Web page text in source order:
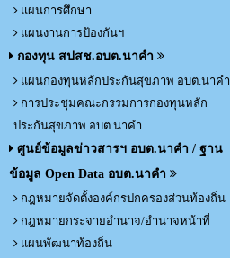
แผนการศึกษา
แผนงานการป้องกันฯ
กองทุน สปสช.อบต.นาคำ
แผนกองทุนหลักประกันสุขภาพ อบต.นาคำ
การประชุมคณะกรรมการกองทุนหลัก
ประกันสุขภาพ อบต.นาคำ
ศูนย์ข้อมูลข่าวสารฯ อบต.นาคำ / ฐาน
ข้อมูล Open Data อบต.นาคำ
กฎหมายจัดตั้งองค์กรปกครองส่วนท้องถิ่น
กฎหมายกระจายอำนาจ/อำนาจหน้าที่
แผนพัฒนาท้องถิ่น